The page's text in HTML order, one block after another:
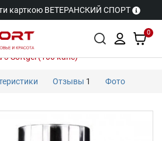
карткою ВЕТЕРАНСКИЙ СПОРТ
0
3 Softgel (100 капс)
Отзывы 1 Фото